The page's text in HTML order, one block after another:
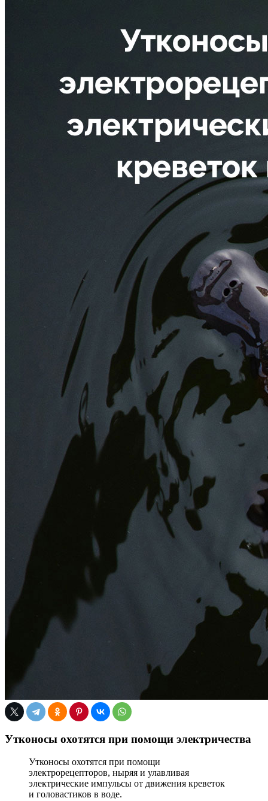
Утконосы охотятся при помощи электричества
Утконосы охотятся при помощи
электрорецепторов, ныряя и улавливая
электрические импульсы от движения креветок
и головастиков в воде.